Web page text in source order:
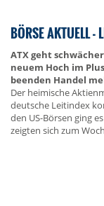
BÖRSE AKTUELL -
ATX geht
neuem Hoch im
beenden Handel
Der heimische
deutsche Leitindex
den US-Börsen ging
zeigten sich zum